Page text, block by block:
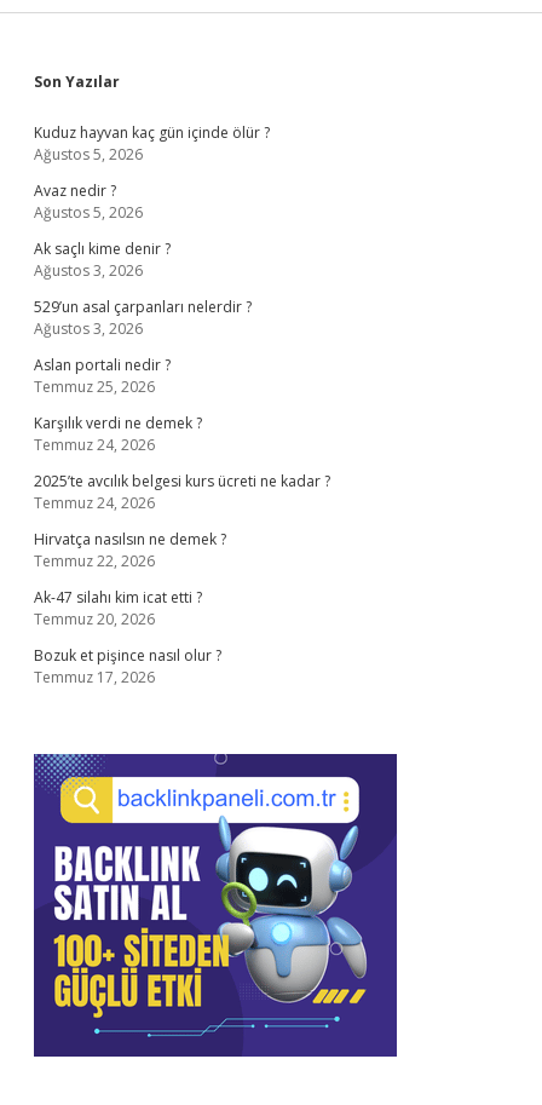
Sidebar
Son Yazılar
Kuduz hayvan kaç gün içinde ölür ?
Ağustos 5, 2026
Avaz nedir ?
Ağustos 5, 2026
Ak saçlı kime denir ?
Ağustos 3, 2026
529’un asal çarpanları nelerdir ?
Ağustos 3, 2026
Aslan portali nedir ?
Temmuz 25, 2026
Karşılık verdi ne demek ?
Temmuz 24, 2026
2025’te avcılık belgesi kurs ücreti ne kadar ?
Temmuz 24, 2026
Hirvatça nasılsın ne demek ?
Temmuz 22, 2026
Ak-47 silahı kim icat etti ?
Temmuz 20, 2026
Bozuk et pişince nasıl olur ?
Temmuz 17, 2026